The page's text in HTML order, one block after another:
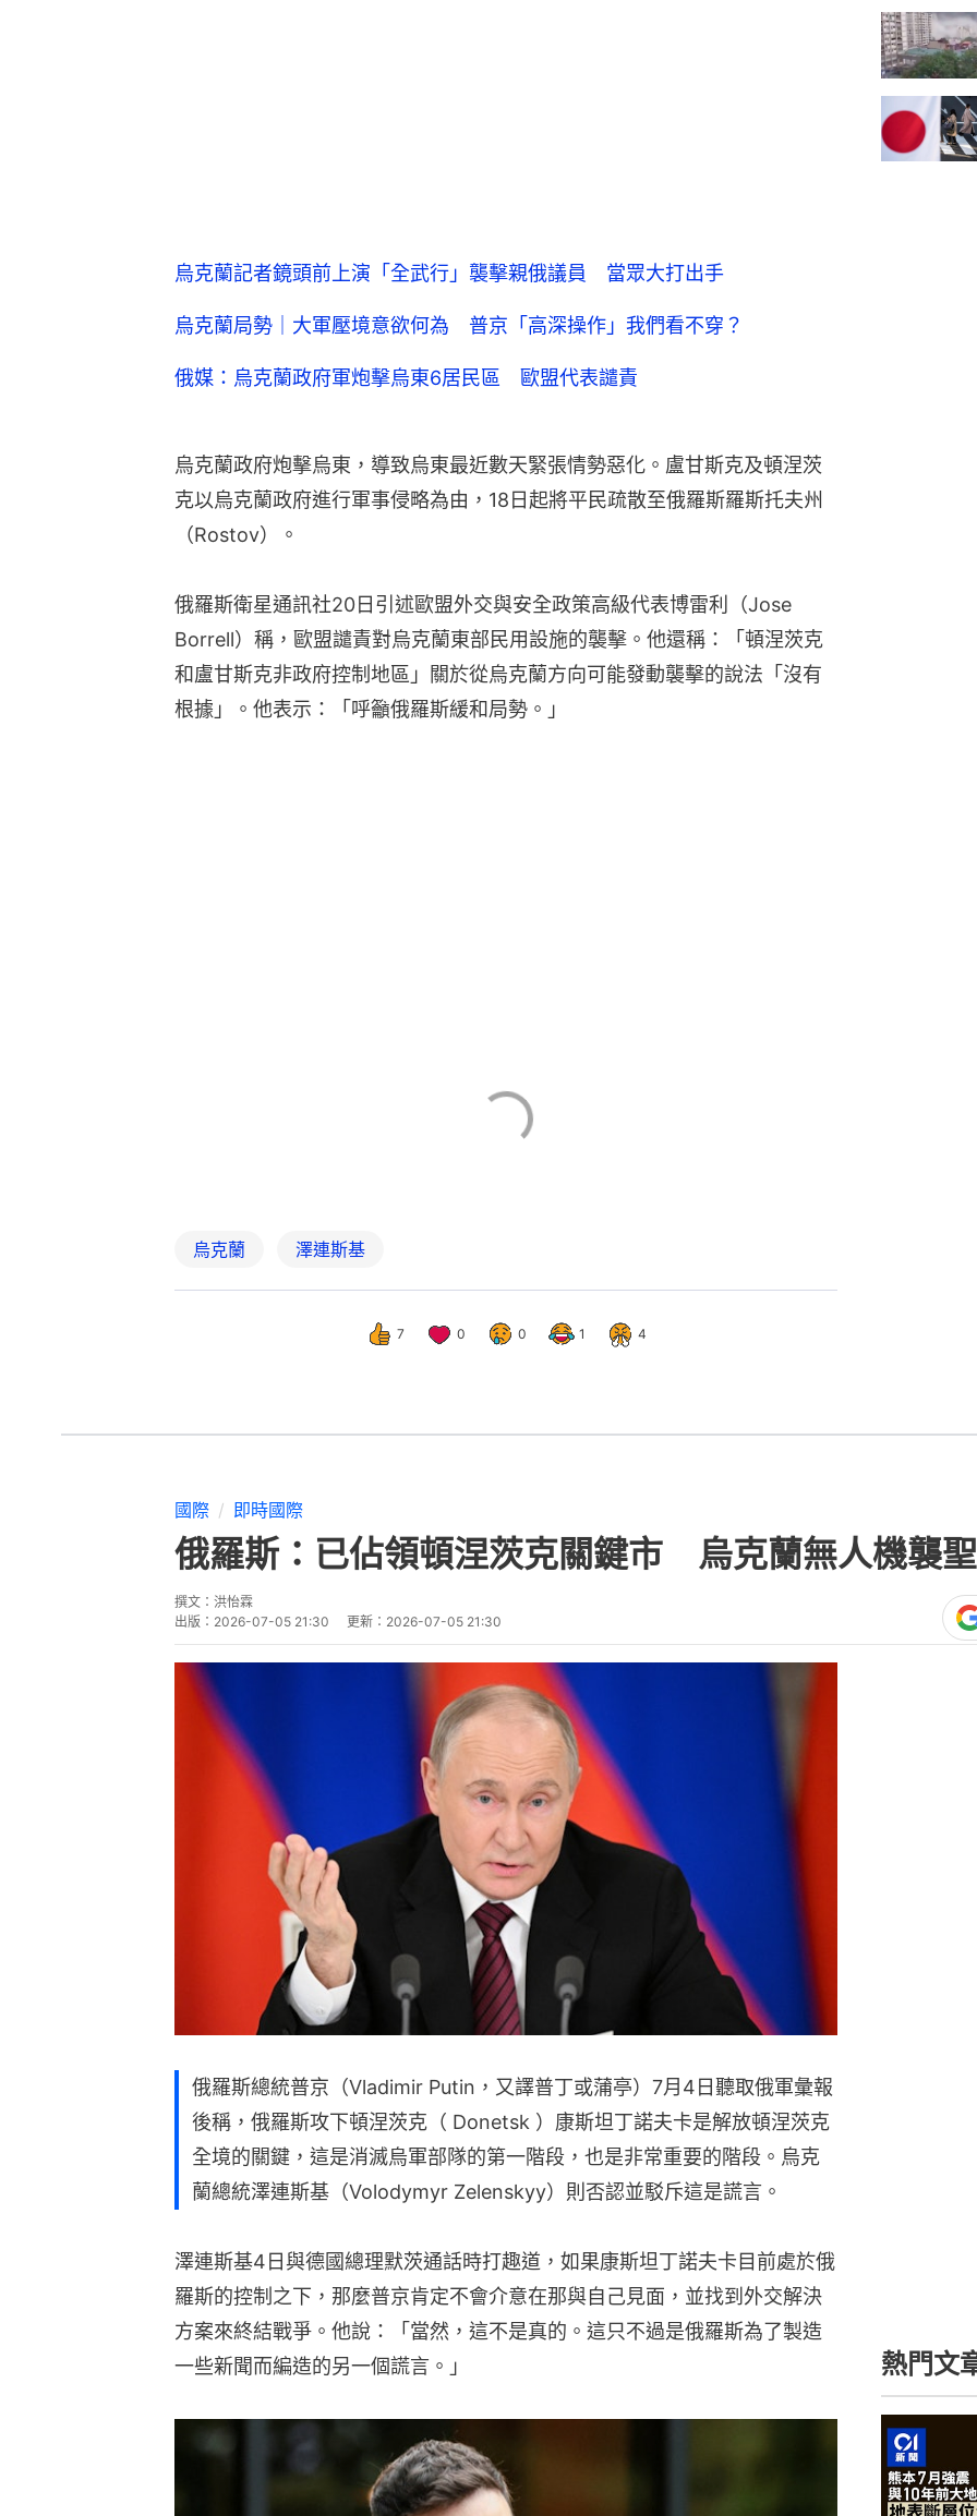
烏克蘭記者鏡頭前上演「全武行」襲擊親俄議員 當眾大打出手
烏克蘭局勢｜大軍壓境意欲何為 普京「高深操作」我們看不穿？
俄媒：烏克蘭政府軍炮擊烏東6居民區 歐盟代表譴責
烏克蘭政府炮擊烏東，導致烏東最近數天緊張情勢惡化。盧甘斯克及頓涅茨
克以烏克蘭政府進行軍事侵略為由，18日起將平民疏散至俄羅斯羅斯托夫州
（Rostov）。
俄羅斯衛星通訊社20日引述歐盟外交與安全政策高級代表博雷利（Jose
Borrell）稱，歐盟譴責對烏克蘭東部民用設施的襲擊。他還稱：「頓涅茨克
和盧甘斯克非政府控制地區」關於從烏克蘭方向可能發動襲擊的說法「沒有
根據」。他表示：「呼籲俄羅斯緩和局勢。」
國際 即時國際
俄羅斯：已佔領頓涅茨克關鍵市 烏克蘭無人機襲聖
更新：2026-07-05 21:30
俄羅斯總統普京（Vladimir Putin，又譯普丁或蒲亭）7月4日聽取俄軍彙報
後稱，俄羅斯攻下頓涅茨克（ Donetsk ）康斯坦丁諾夫卡是解放頓涅茨克
全境的關鍵，這是消滅烏軍部隊的第一階段，也是非常重要的階段。烏克
蘭總統澤連斯基（Volodymyr Zelenskyy）則否認並駁斥這是謊言。
澤連斯基4日與德國總理默茨通話時打趣道，如果康斯坦丁諾夫卡目前處於俄
羅斯的控制之下，那麼普京肯定不會介意在那與自己見面，並找到外交解決
一些新聞而編造的另一個謊言。」
熊本7月
專家：日